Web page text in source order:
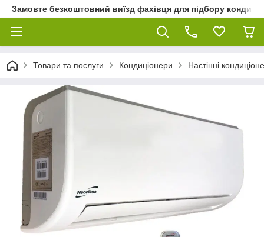
Замовте безкоштовний виїзд фахівця для підбору
Товари та послуги Кондиціонери Настінні